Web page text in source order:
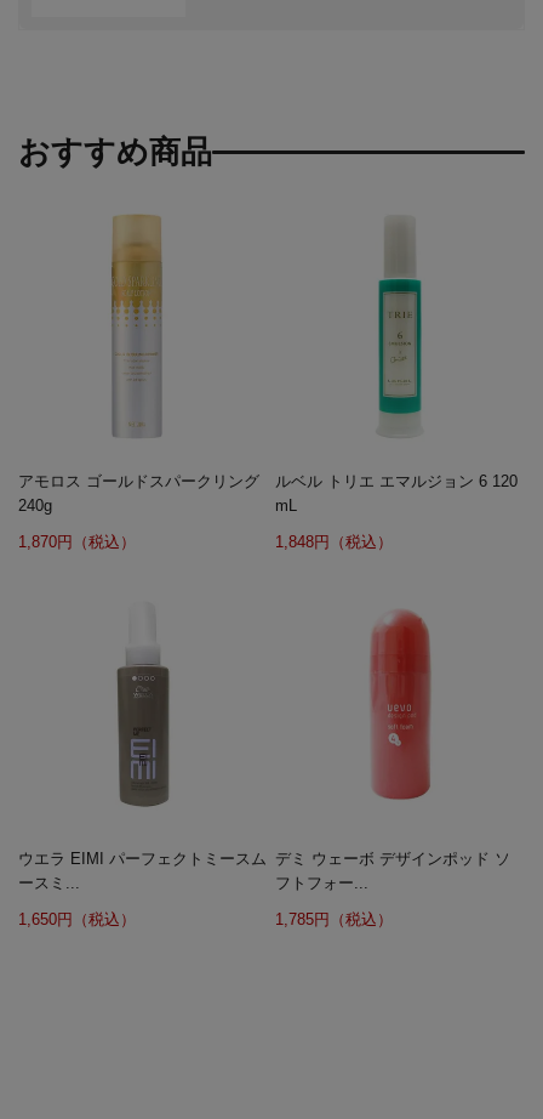
おすすめ商品
アモロス ゴールドスパークリング
240g
1,870円（税込）
ルベル トリエ エマルジョン 6 120
mL
1,848円（税込）
ウエラ EIMI パーフェクトミースム
ースミ...
1,650円（税込）
デミ ウェーボ デザインポッド ソ
フトフォー...
1,785円（税込）